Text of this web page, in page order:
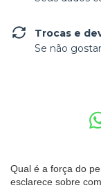
Trocas e
Se não
Qual é a força do
esclarece sobre